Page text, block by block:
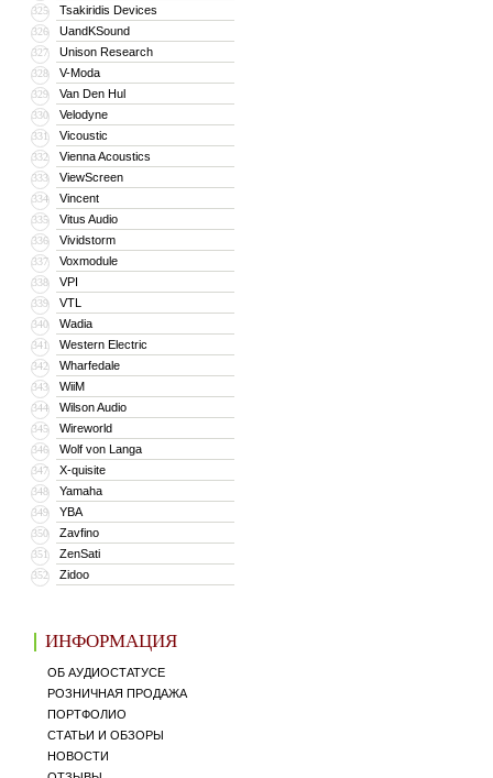
325 Tsakiridis Devices
326 UandKSound
327 Unison Research
328 V-Moda
329 Van Den Hul
330 Velodyne
331 Vicoustic
332 Vienna Acoustics
333 ViewScreen
334 Vincent
335 Vitus Audio
336 Vividstorm
337 Voxmodule
338 VPI
339 VTL
340 Wadia
341 Western Electric
342 Wharfedale
343 WiiM
344 Wilson Audio
345 Wireworld
346 Wolf von Langa
347 X-quisite
348 Yamaha
349 YBA
350 Zavfino
351 ZenSati
352 Zidoo
ИНФОРМАЦИЯ
ОБ АУДИОСТАТУСЕ
РОЗНИЧНАЯ ПРОДАЖА
ПОРТФОЛИО
СТАТЬИ И ОБЗОРЫ
НОВОСТИ